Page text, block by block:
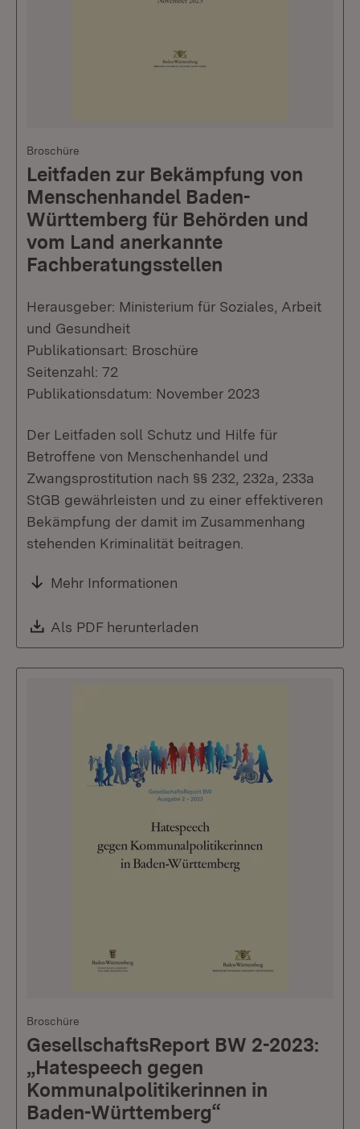
Broschüre
Leitfaden zur Bekämpfung von
Menschenhandel Baden-
Württemberg für Behörden und
vom Land anerkannte
Fachberatungsstellen
Herausgeber: Ministerium für Soziales, Arbeit
und Gesundheit
Publikationsart: Broschüre
Seitenzahl: 72
Publikationsdatum: November 2023
Der Leitfaden soll Schutz und Hilfe für
Betroffene von Menschenhandel und
Zwangsprostitution nach §§ 232, 232a, 233a
StGB gewährleisten und zu einer effektiveren
Bekämpfung der damit im Zusammenhang
stehenden Kriminalität beitragen.
Mehr Informationen
Download:
Als PDF herunterladen
Broschüre
GesellschaftsReport BW 2-2023:
„Hatespeech gegen
Kommunalpolitikerinnen in
Baden-Württemberg“